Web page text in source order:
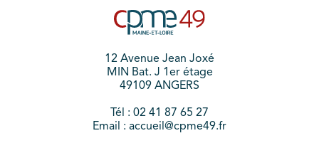
12 Avenue Jean Joxé
MIN Bat. J 1er étage
49109 ANGERS
Tél : 02 41 87 65 27
Email : accueil@cpme49.fr